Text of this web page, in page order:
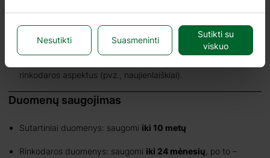
B ir C punktams (reklama, viešinimas) – savanoriškas
rinkodaros aspektus (pvz., naujienlaiškiai).
Duomenų saugojimas
Sutartiniai duomenys: saugomi iki 10 metų
Rinkodaros duomenys: saugomi iki 24 mėnesių , po to –
Nesutikti Suasmeninti
Sutikti su
viskuo